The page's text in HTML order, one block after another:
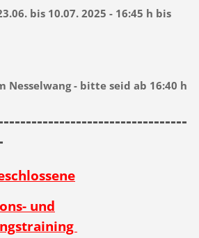
bis 10.07. 2025 - 16:45 h bis
Nesselwang - bitte seid ab 16:40 h
und